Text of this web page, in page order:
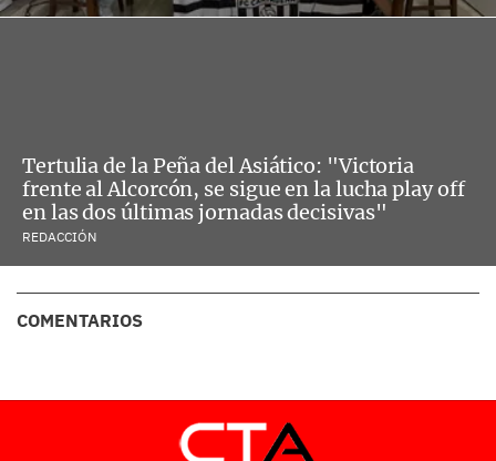
Tertulia de la Peña del Asiático: "Victoria
frente al Alcorcón, se sigue en la lucha play off
en las dos últimas jornadas decisivas"
REDACCIÓN
COMENTARIOS